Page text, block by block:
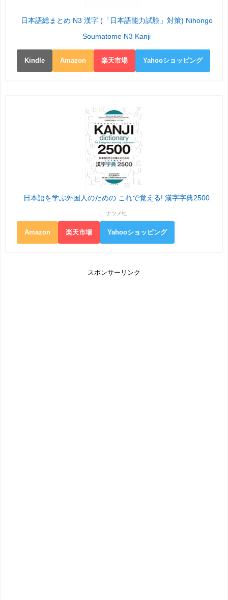
日本語総まとめ N3 漢字 (「日本語能力試験」対策) Nihongo
Soumatome N3 Kanji
Kindle Amazon 楽天市場 Yahooショッピング
日本語を学ぶ外国人のための これで覚える! 漢字字典2500
ナツメ社
Amazon 楽天市場 Yahooショッピング
スポンサーリンク